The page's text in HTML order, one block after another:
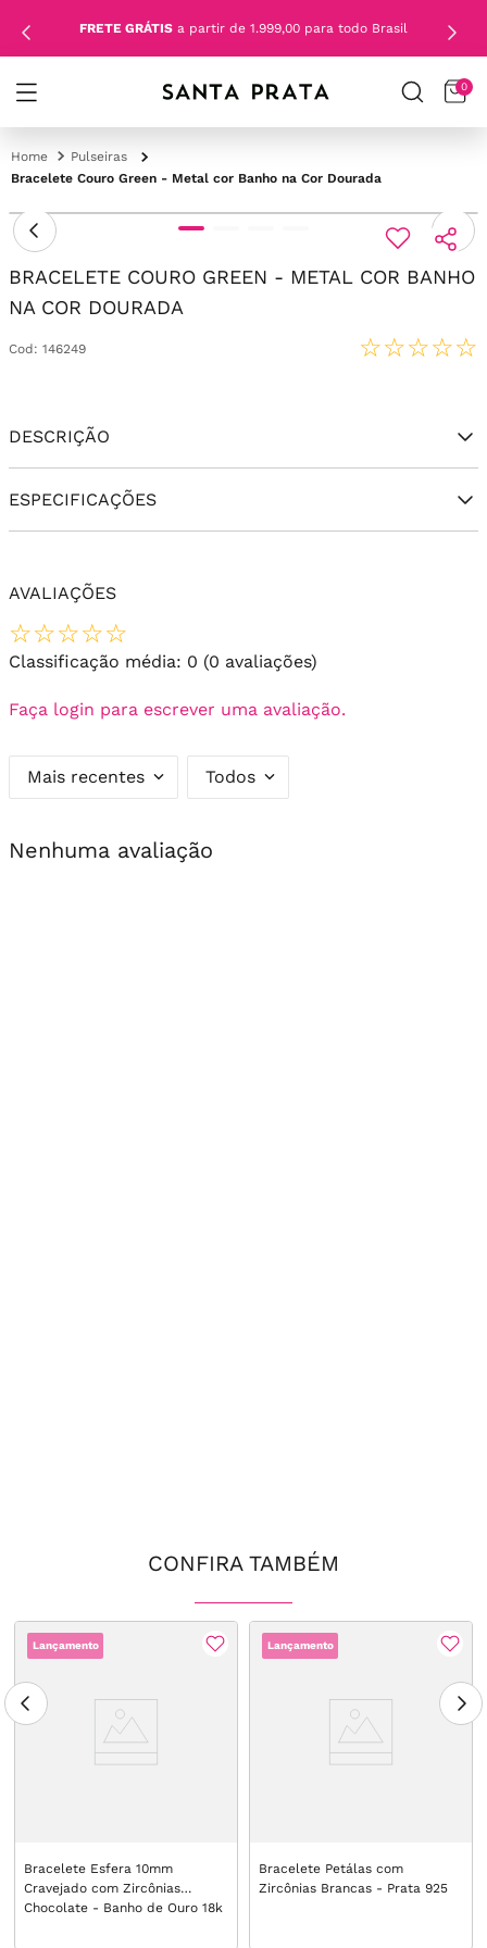
FRETE GRÁTIS a partir de 1.999,00 para todo Brasil
0
Pulseiras
Bracelete Couro Green - Metal cor Banho na Cor Dourada
BRACELETE COURO GREEN - METAL COR BANHO
NA COR DOURADA
Cod : 146249 ☆☆☆☆☆
DESCRIÇÃO
ESPECIFICAÇÕES
AVALIAÇÕES
☆☆☆☆☆
Classificação média: 0 (0 avaliações)
Faça login para escrever uma avaliação.
Mais recentes Todos
Nenhuma avaliação
CONFIRA TAMBÉM
Lançamento
Bracelete Esfera 10mm
Cravejado com Zircônias
Chocolate - Banho de Ouro 18k
Lançamento
Bracelete Petálas com
Zircônias Brancas - Prata 925